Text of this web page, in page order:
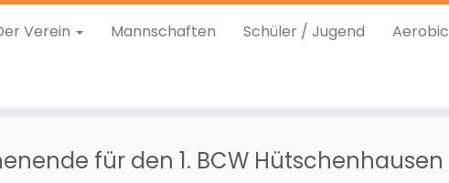
Verein Mannschaften Schüler / Jugend Aerobic
für den 1. BCW Hütschenhausen